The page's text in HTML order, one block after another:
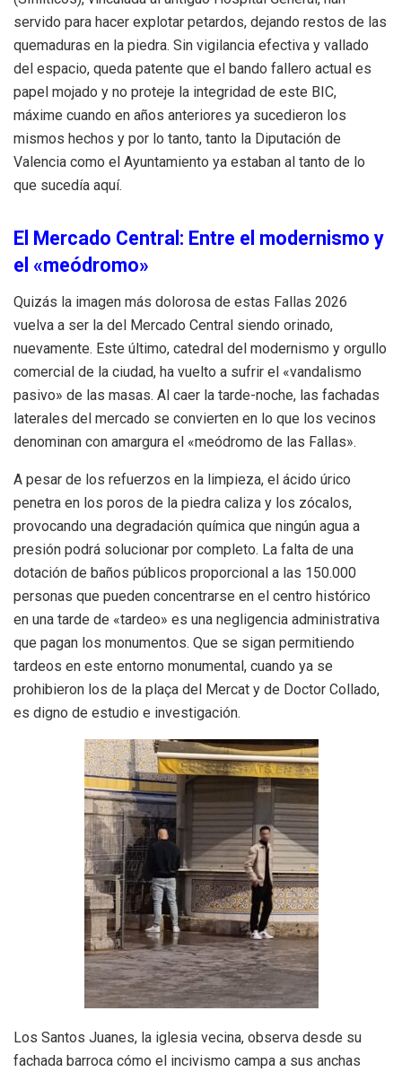
servido para hacer explotar petardos, dejando restos de las
quemaduras en la piedra. Sin vigilancia efectiva y vallado
del espacio, queda patente que el bando fallero actual es
papel mojado y no proteje la integridad de este BIC,
máxime cuando en años anteriores ya sucedieron los
mismos hechos y por lo tanto, tanto la Diputación de
Valencia como el Ayuntamiento ya estaban al tanto de lo
que sucedía aquí.
El Mercado Central: Entre el modernismo y
el «meódromo»
Quizás la imagen más dolorosa de estas Fallas 2026
vuelva a ser la del Mercado Central siendo orinado,
nuevamente. Este último, catedral del modernismo y orgullo
comercial de la ciudad, ha vuelto a sufrir el «vandalismo
pasivo» de las masas. Al caer la tarde-noche, las fachadas
laterales del mercado se convierten en lo que los vecinos
denominan con amargura el «meódromo de las Fallas».
A pesar de los refuerzos en la limpieza, el ácido úrico
penetra en los poros de la piedra caliza y los zócalos,
provocando una degradación química que ningún agua a
presión podrá solucionar por completo. La falta de una
dotación de baños públicos proporcional a las 150.000
personas que pueden concentrarse en el centro histórico
en una tarde de «tardeo» es una negligencia administrativa
que pagan los monumentos. Que se sigan permitiendo
tardeos en este entorno monumental, cuando ya se
prohibieron los de la plaça del Mercat y de Doctor Collado,
es digno de estudio e investigación.
Los Santos Juanes, la iglesia vecina, observa desde su
fachada barroca cómo el incivismo campa a sus anchas